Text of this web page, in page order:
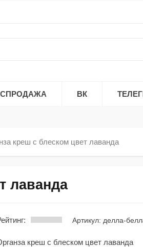
ВК
креш с блеском цвет лаванда
лаванда
Артикул: делла-
креш с блеском цвет лаванда